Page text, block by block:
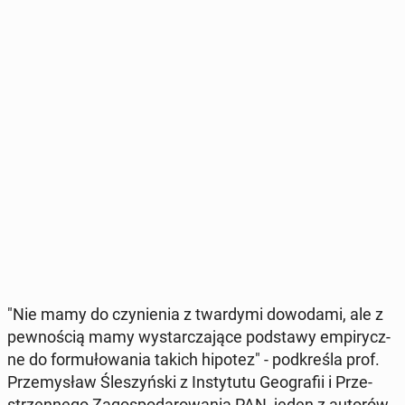
"Nie mamy do czy­nie­nia z twar­dy­mi do­wo­da­mi, ale z
pew­no­ścią mamy wy­star­cza­ją­ce pod­sta­wy em­pi­rycz­
ne do for­mu­ło­wa­nia takich hipotez" - pod­kre­śla prof.
Prze­my­sław Śle­szyń­ski z In­sty­tu­tu Geo­gra­fii i Prze­